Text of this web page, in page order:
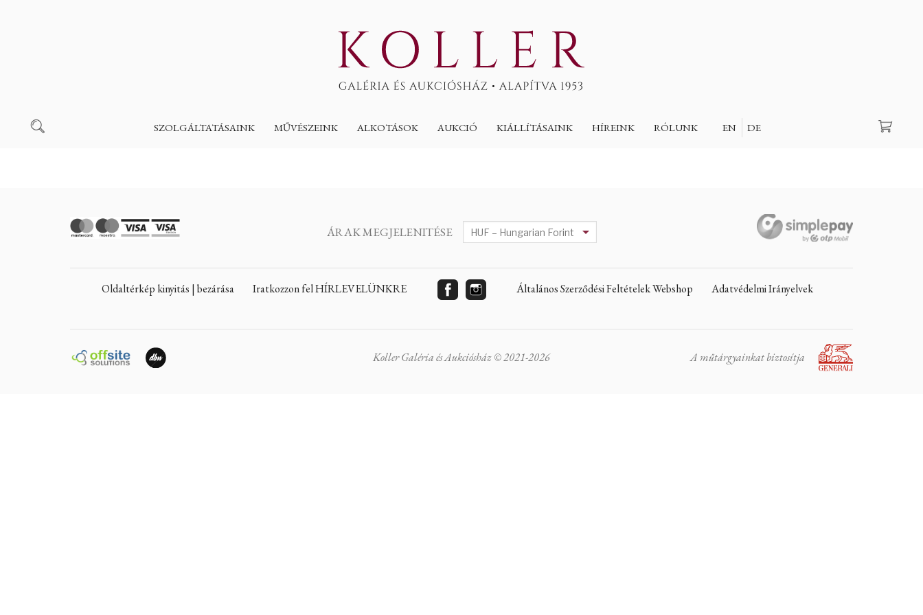
SZOLGÁLTATÁSAINK MŰVÉSZEINK ALKOTÁSOK AUKCIÓ KIÁLLÍTÁSAINK HÍREINK RÓLUNK EN DE
Keresés
ÁRAK MEGJELENITÉSE
Oldaltérkép kinyitás | bezárása Iratkozzon fel HÍRLEVELÜNKRE Általános Szerződési Feltételek Webshop Adatvédelmi Irányelvek
Koller Galéria és Aukciósház © 2021-2026 A műtárgyainkat biztosítja